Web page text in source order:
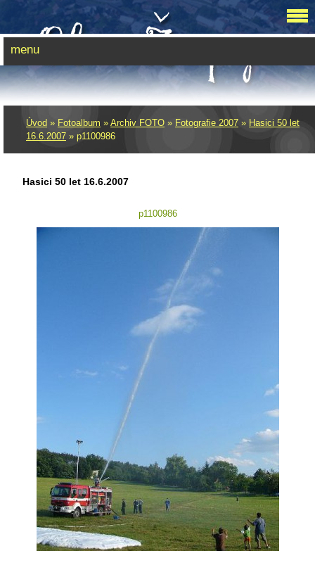
Úvod » Fotoalbum » Archiv FOTO » Fotografie 2007 » Hasici 50 let
16.6.2007 » p1100986
Hasici 50 let 16.6.2007
p1100986
menu